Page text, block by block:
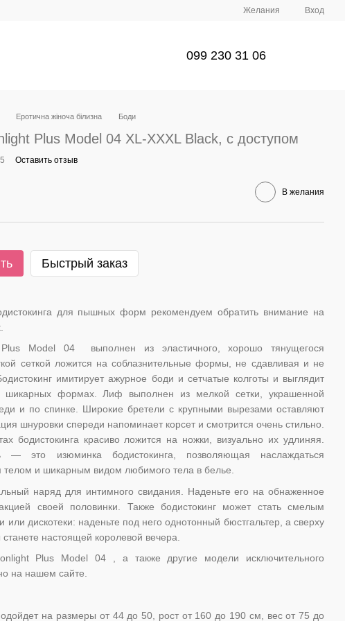
Желания Вход
099 230 31 06
Еротична жіноча білизна Боди
Plus Model 04 XL-XXXL Black, с доступом
Оставить отзыв
В желания
Быстрый заказ
для пышных форм рекомендуем обратить внимание на
Plus Model 04 выполнен из эластичного, хорошо тянущегося
сеткой ложится на соблазнительные формы, не сдавливая и не
имитирует ажурное боди и сетчатые колготы и выглядит
шикарных формах. Лиф выполнен из мелкой сетки, украшенной
и по спинке. Широкие бретели с крупными вырезами оставляют
шнуровки спереди напоминает корсет и смотрится очень стильно.
бодистокинга красиво ложится на ножки, визуально их удлиняя.
— это изюминка бодистокинга, позволяющая наслаждаться
и шикарным видом любимого тела в белье.
наряд для интимного свидания. Наденьте его на обнаженное
своей половинки. Также бодистокинг может стать смелым
или дискотеки: наденьте под него однотонный бюстгальтер, а сверху
настоящей королевой вечера.
Plus Model 04 , а также другие модели исключительного
на нашем сайте.
на размеры от 44 до 50, рост от 160 до 190 см, вес от 75 до